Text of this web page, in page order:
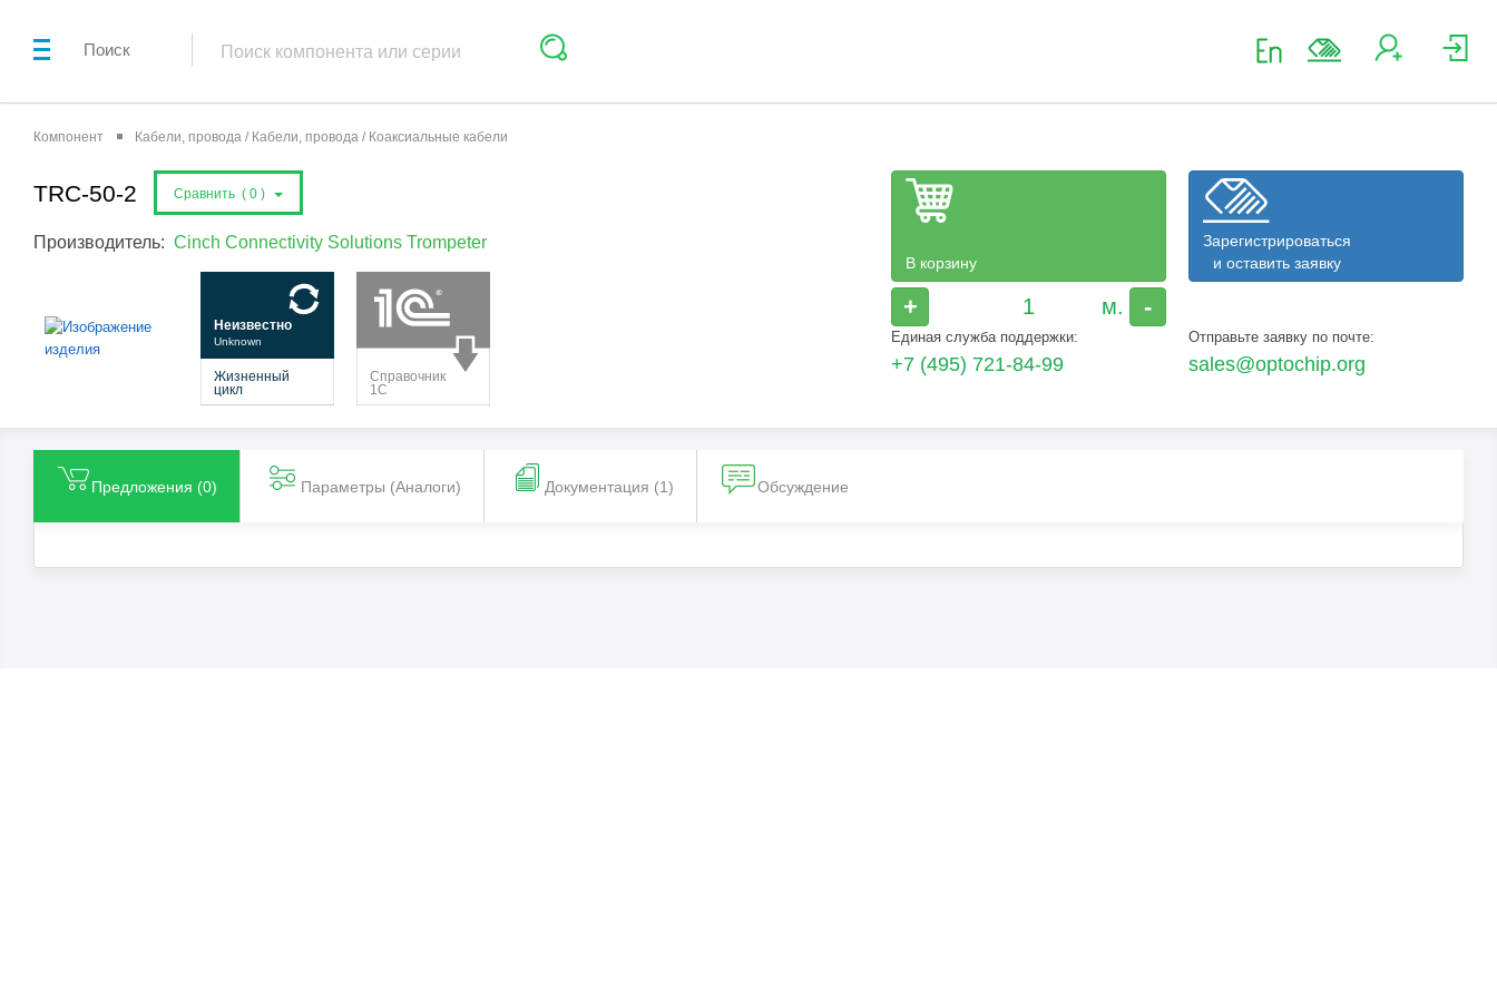
Поиск
Компонент Кабели, провода / Кабели, провода / Коаксиальные кабели
TRC-50-2 Сравнить ( 0 )
Производитель: Cinch Connectivity Solutions Trompeter
В корзину
+ -
Зарегистрироваться
и оставить заявку
Единая служба поддержки:
+7 (495) 721-84-99
Отправьте заявку по почте:
sales@optochip.org
Предложения (0) Параметры (Aналоги) Документация (1) Обсуждение